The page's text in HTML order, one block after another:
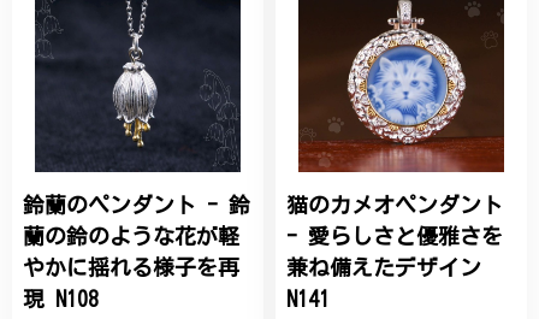
こちらの要望にもスムーズにお応えいただき、無事に
商品を受け取れました。 ありがとうございました。
ひなげしの花のブローチ ご褒美 プレゼント C020
2025/07/27
大切な節目のお祝いに、母へのプレゼント用に購入さ
鈴蘭のペンダント - 鈴
蘭の鈴のような花が軽
やかに揺れる様子を再
現 N108
猫のカメオペンダント
- 愛らしさと優雅さを
兼ね備えたデザイン
N141